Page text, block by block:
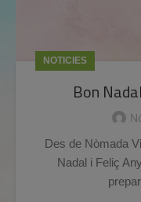
NOTICIES
Bon
Des de Nòmada
Nadal i Feliç